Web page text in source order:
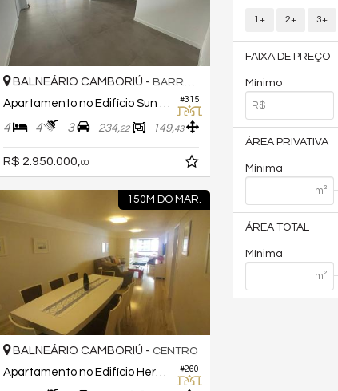
1+ 2+ 3+
FAIXA DE PREÇO
Mínimo
ÁREA PRIVATIVA
Mínima
ÁREA TOTAL
Mínima
#315
BALNEÁRIO CAMBORIÚ - BARRA SUL
4 4 3 234,22 149,43
R$ 2.950.000, 00
150M DO MAR.
#260
BALNEÁRIO CAMBORIÚ - CENTRO
Apartamento no Edifício Hermitage